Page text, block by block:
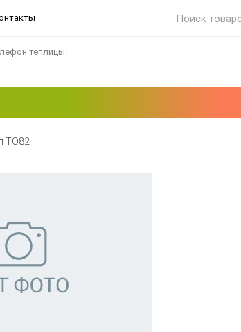
теплицы:
ТО82